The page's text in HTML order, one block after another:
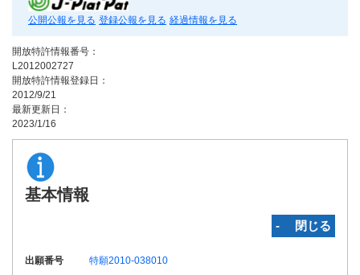
公開公報を見る 登録公報を見る 経過情報を見る
開放特許情報番号：
L2012002727
開放特許情報登録日：
2012/9/21
最新更新日：
2023/1/16
基本情報
‐ 閉じる
出願番号
特願2010-038010